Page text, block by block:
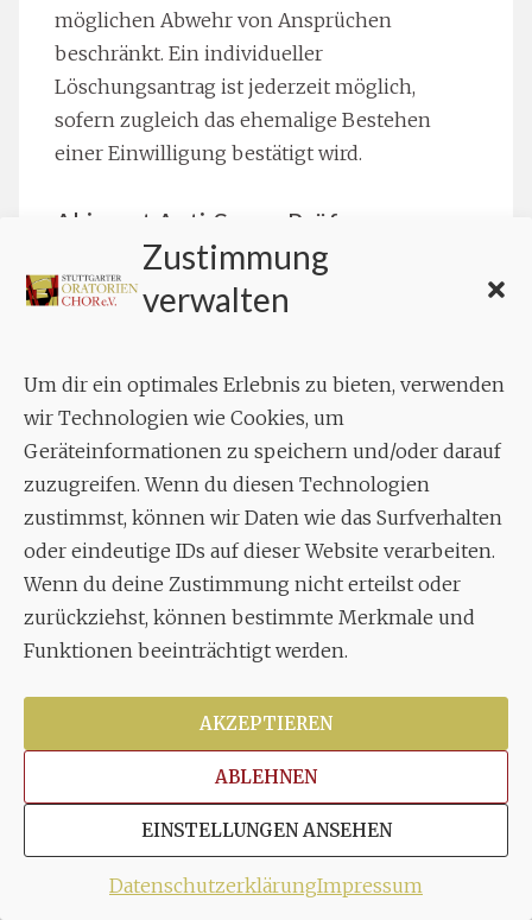
Zustimmung
verwalten
Um dir ein optimales Erlebnis zu bieten, verwenden
wir Technologien wie Cookies, um
Geräteinformationen zu speichern und/oder darauf
zuzugreifen. Wenn du diesen Technologien
zustimmst, können wir Daten wie das Surfverhalten
oder eindeutige IDs auf dieser Website verarbeiten.
Wenn du deine Zustimmung nicht erteilst oder
zurückziehst, können bestimmte Merkmale und
Funktionen beeinträchtigt werden.
AKZEPTIEREN
ABLEHNEN
EINSTELLUNGEN ANSEHEN
DatenschutzerklärungImpressum
möglichen Abwehr von Ansprüchen
beschränkt. Ein individueller
Löschungsantrag ist jederzeit möglich,
sofern zugleich das ehemalige Bestehen
einer Einwilligung bestätigt wird.
Akismet Anti-Spam-Prüfung
Unser Onlineangebot nutzt den Dienst
„Akismet“, der von der Automattic Inc., 60
angeboten wird. Die Nutzung erfolgt auf
Grundlage unserer berechtigten Interessen
im Sinne des Art. 6 Abs. 1 lit. f) DSGVO. Mit
Hilfe dieses Dienstes werden Kommentare
echter Menschen von Spam-Kommentaren
unterschieden. Dazu werden alle
Kommentarangaben an einen Server in den
USA verschickt, wo sie analysiert und für
Vergleichszwecke vier Tage lang gespeichert
eingestuft worden, werden die Daten über
diese Zeit hinaus gespeichert. Zu diesen
Angaben gehören der eingegebene Name,
die Emailadresse, die IP-Adresse, der
Kommentarinhalt, der Referrer, Angaben
zum verwendeten Browser sowie dem